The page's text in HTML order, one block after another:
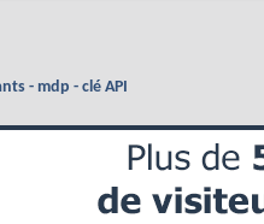
- mdp - clé API